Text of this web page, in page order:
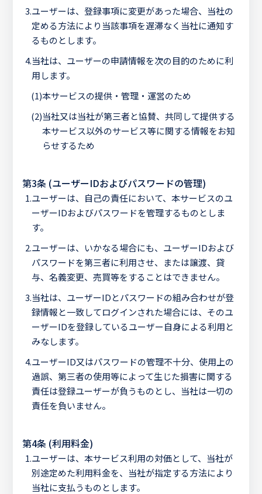
3.ユーザーは、登録事項に変更があった場合、当社の
定める方法により当該事項を遅滞なく当社に通知す
るものとします。
4.当社は、ユーザーの申請情報を次の目的のために利
用します。
(1)本サービスの提供・管理・運営のため
(2)当社又は当社が第三者と協賛、共同して提供する
本サービス以外のサービス等に関する情報をお知
らせするため
第3条 (ユーザーIDおよびパスワードの管理)
1.ユーザーは、自己の責任において、本サービスのユ
ーザーIDおよびパスワードを管理するものとしま
す。
2.ユーザーは、いかなる場合にも、ユーザーIDおよび
パスワードを第三者に利用させ、または譲渡、貸
与、名義変更、売買等をすることはできません。
3.当社は、ユーザーIDとパスワードの組み合わせが登
録情報と一致してログインされた場合には、そのユ
ーザーIDを登録しているユーザー自身による利用と
みなします。
4.ユーザーID又はパスワードの管理不十分、使用上の
過誤、第三者の使用等によって生じた損害に関する
責任は登録ユーザーが負うものとし、当社は一切の
責任を負いません。
第4条 (利用料金)
1.ユーザーは、本サービス利用の対価として、当社が
別途定めた利用料金を、当社が指定する方法により
当社に支払うものとします。